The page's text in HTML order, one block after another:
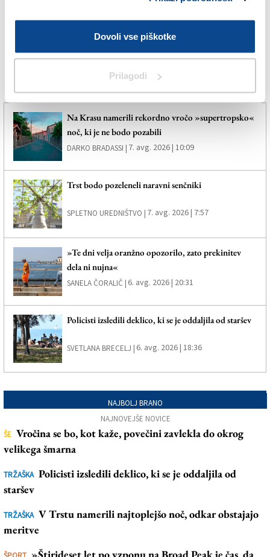
Dovoli vse piškotke
Prilagodi
Več novic
Na Krasu namerili rekordno vročo »supertropsko«
noč, ki je ne bodo pozabili
DARKO BRADASSI | 7. avg. 2026 | 10:09
Trst bodo pozeleneli naravni senčniki
SPLETNO UREDNIŠTVO | 7. avg. 2026 | 7:57
»Te dni velja oranžno opozorilo, zato prekinitev
dela ni nujna«
SANELA ČORALIČ | 6. avg. 2026 | 20:31
Policisti izsledili deklico, ki se je oddaljila od staršev
SVETLANA BRECELJ | 6. avg. 2026 | 18:36
NAJBOLJ BRANO
NAJNOVEJŠE NOVICE
ŠE Vročina se bo, kot kaže, povečini zavlekla do okrog
velikega šmarna
TRŽAŠKA Policisti izsledili deklico, ki se je oddaljila od
staršev
TRŽAŠKA V Trstu namerili najtoplejšo noč, odkar obstajajo
meritve